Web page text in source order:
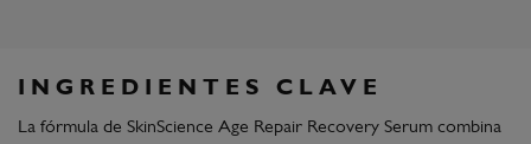
INGREDIENTES CLAVE
La fórmula de SkinScience Age Repair Recovery Serum combina